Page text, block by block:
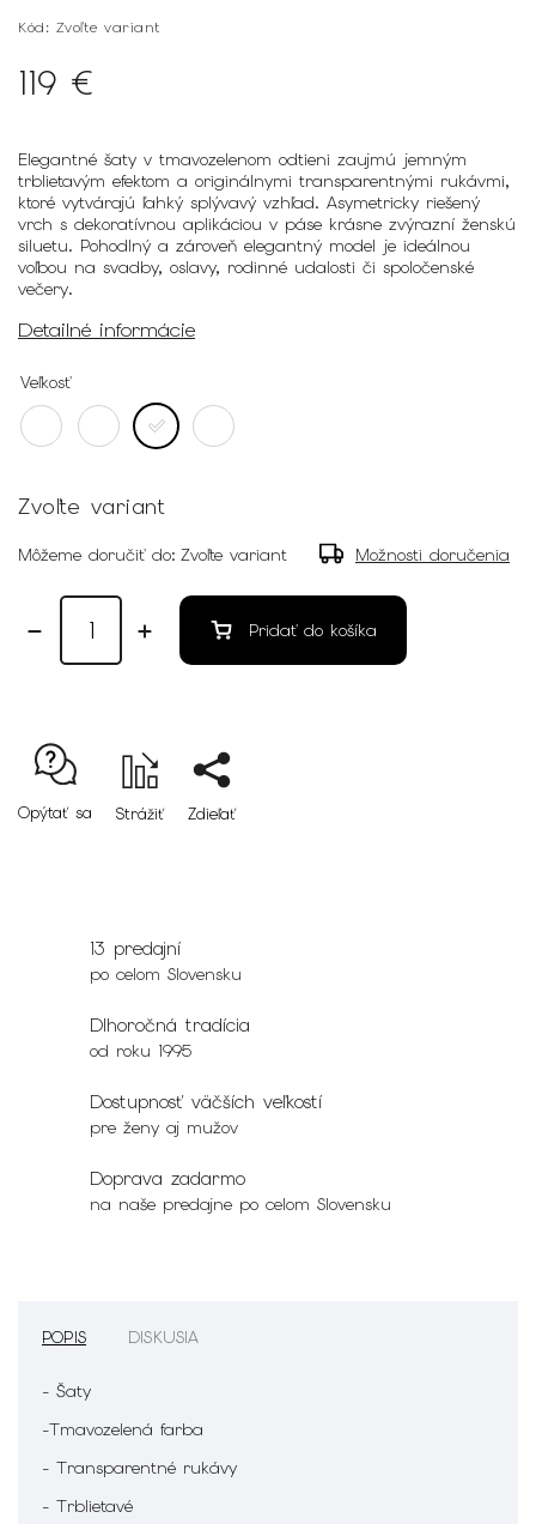
Kód: Zvoľte variant
119 €
Elegantné šaty v tmavozelenom odtieni zaujmú jemným
trblietavým efektom a originálnymi transparentnými rukávmi,
ktoré vytvárajú ľahký splývavý vzhľad. Asymetricky riešený
vrch s dekoratívnou aplikáciou v páse krásne zvýrazní ženskú
siluetu. Pohodlný a zároveň elegantný model je ideálnou
voľbou na svadby, oslavy, rodinné udalosti či spoločenské
večery.
Detailné informácie
Veľkosť
Zvoľte variant
Môžeme doručiť do: Zvoľte variant Možnosti doručenia
Pridať do košíka
Opýtať sa Strážiť Zdieľať
13 predajní
po celom Slovensku
Dlhoročná tradícia
od roku 1995
Dostupnosť väčších veľkostí
pre ženy aj mužov
Doprava zadarmo
na naše predajne po celom Slovensku
POPIS DISKUSIA
- Šaty
-Tmavozelená farba
- Transparentné rukávy
- Trblietavé